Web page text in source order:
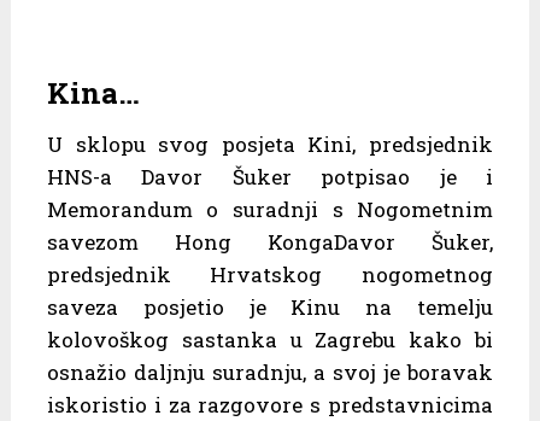
Kina…
U sklopu svog posjeta Kini, predsjednik
HNS-a Davor Šuker potpisao je i
Memorandum o suradnji s Nogometnim
savezom Hong KongaDavor Šuker,
predsjednik Hrvatskog nogometnog
saveza posjetio je Kinu na temelju
kolovoškog sastanka u Zagrebu kako bi
osnažio daljnju suradnju, a svoj je boravak
iskoristio i za razgovore s predstavnicima